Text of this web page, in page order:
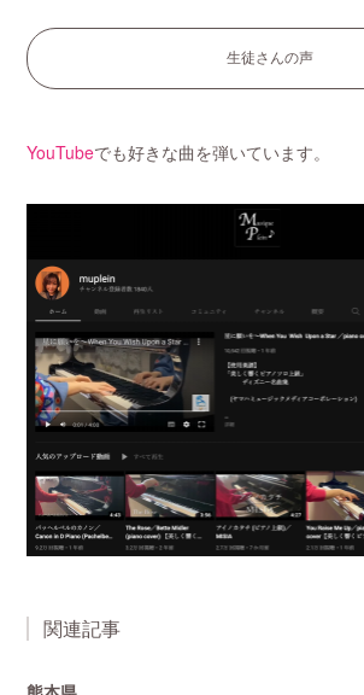
生徒さんの声
YouTubeでも好きな曲を弾いています。
関連記事